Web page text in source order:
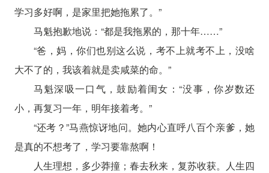
学习多好啊，是家里把她拖累了。”
马魁抱歉地说：“都是我拖累的，那十年……”
“爸，妈，你们也别这么说，考不上就考不上，没啥
大不了的，我该着就是卖咸菜的命。”
马魁深吸一口气，鼓励着闺女：“没事，你岁数还
小，再复习一年，明年接着考。”
“还考？”马燕惊讶地问。她内心直呼八百个亲爹，她
是真的不想考了，学习要靠熬啊！
人生理想，多少莽撞；春去秋来，复苏收获。人生四